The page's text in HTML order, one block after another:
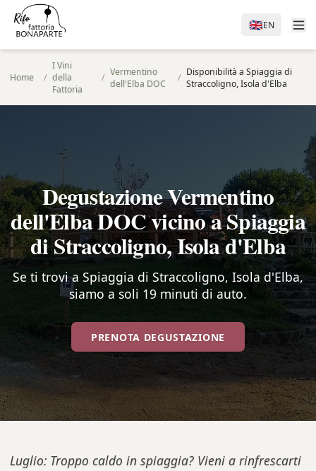
🇬🇧EN
Home /
I Vini
della
Fattoria
/ Vermentino
dell'Elba DOC
/ Disponibilità a Spiaggia di
Straccoligno, Isola d'Elba
Degustazione Vermentino
dell'Elba DOC vicino a Spiaggia
di Straccoligno, Isola d'Elba
Se ti trovi a Spiaggia di Straccoligno, Isola d'Elba,
siamo a soli 19 minuti di auto.
PRENOTA DEGUSTAZIONE
Luglio: Troppo caldo in spiaggia? Vieni a rinfrescarti